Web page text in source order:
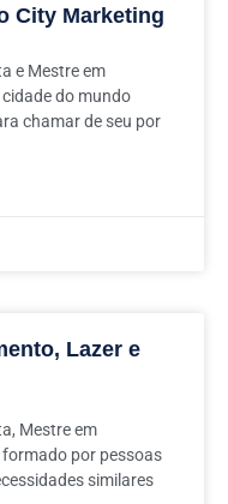
City Marketing
e Mestre em
do mundo
chamar de seu por
Lazer e
Mestre em
por pessoas
similares